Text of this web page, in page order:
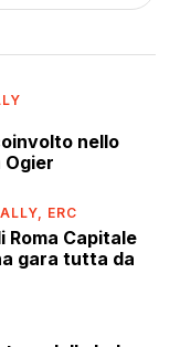
nello
ERC
Roma Capitale
gara tutta da